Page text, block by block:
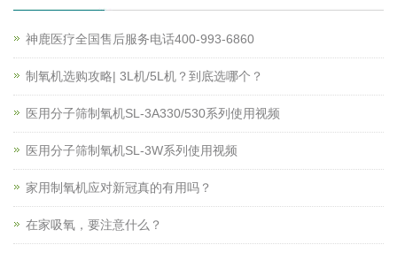
神鹿医疗全国售后服务电话400-993-6860
制氧机选购攻略| 3L机/5L机？到底选哪个？
医用分子筛制氧机SL-3A330/530系列使用视频
医用分子筛制氧机SL-3W系列使用视频
家用制氧机应对新冠真的有用吗？
在家吸氧，要注意什么？